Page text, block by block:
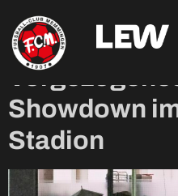
Tag: 16.
Showdown
Stadion